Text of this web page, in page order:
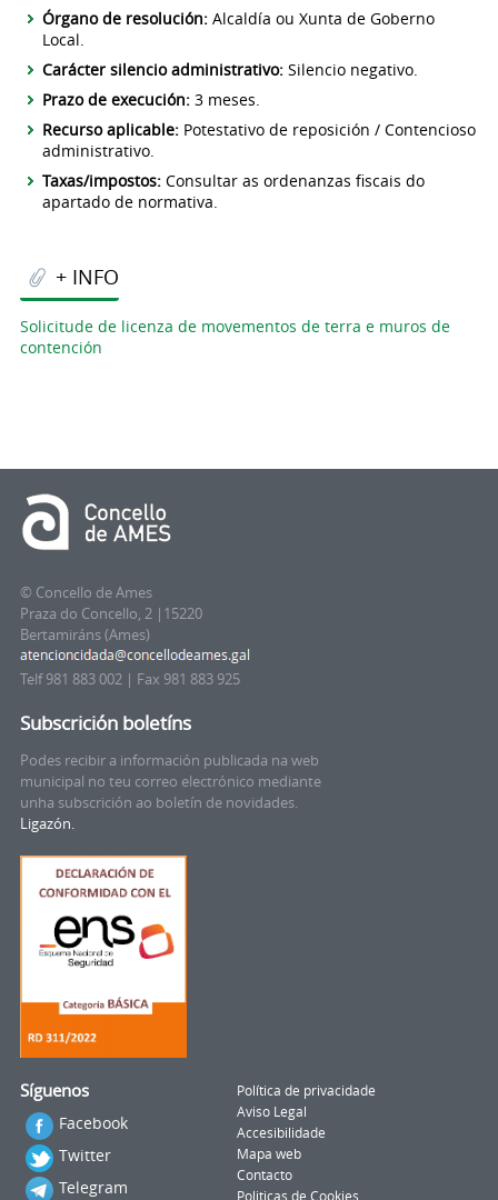
Órgano de resolución:Alcaldía ou Xunta de Goberno
Local.
Carácter silencio administrativo:Silencio negativo.
Prazo de execución:3 meses.
Recurso aplicable:Potestativo de reposición / Contencioso
administrativo.
Taxas/impostos:Consultar as ordenanzas fiscais do
apartado de normativa.
+ INFO
Solicitude de licenza de movementos de terra e muros de
contención
© Concello de Ames
Praza do Concello, 2 |15220
Bertamiráns (Ames)
Telf 981 883 002 | Fax 981 883 925
Subscrición boletíns
Podes recibir a información publicada na web
municipal no teu correo electrónico mediante
unha subscrición ao boletín de novidades.
Ligazón.
Síguenos
Facebook
Twitter
Telegram
Política de privacidade
Aviso Legal
Accesibilidade
Mapa web
Contacto
Politicas de Cookies